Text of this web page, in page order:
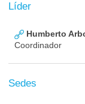
Líder
Humberto
Coordinador
Sedes